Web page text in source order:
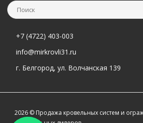
+7 (4722) 403-003
info@mirkrovli31.ru
г. Белгород, ул. Волчанская 139
2026 © Продажа кровельных систем и